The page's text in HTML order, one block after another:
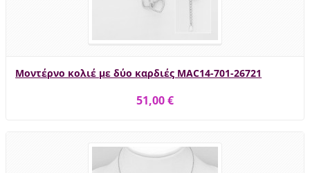
Μοντέρνο κολιέ με δύο καρδιές MAC14-701-26721
51,00 €